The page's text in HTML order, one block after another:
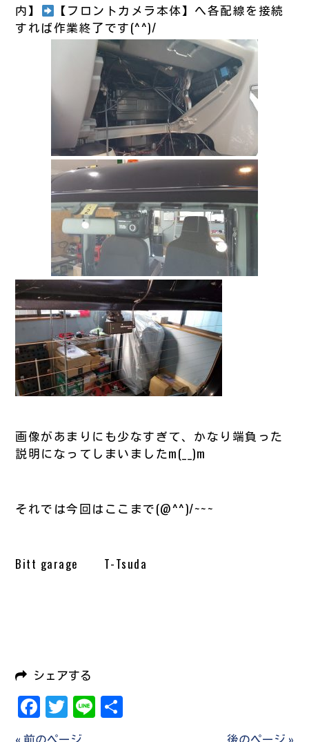
内】
【フロントカメラ本体】へ各配線を接続
すれば作業終了です(^^)/
画像があまりにも少なすぎて、かなり端負った
説明になってしまいましたm(__)m
それでは今回はここまで(@^^)/~~~
Bitt garage T-Tsuda
シェアする
Facebook
Twitter
Line